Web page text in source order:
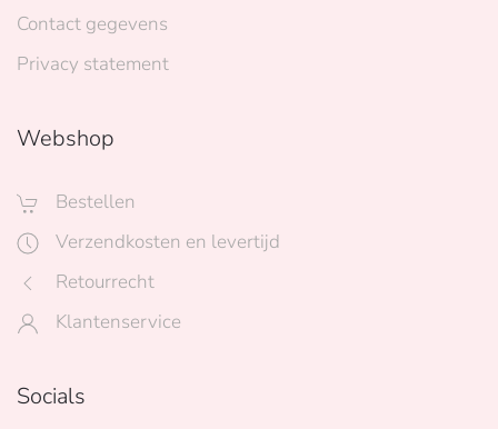
Contact gegevens
Privacy statement
Webshop
Bestellen
Verzendkosten en levertijd
Retourrecht
Klantenservice
Socials